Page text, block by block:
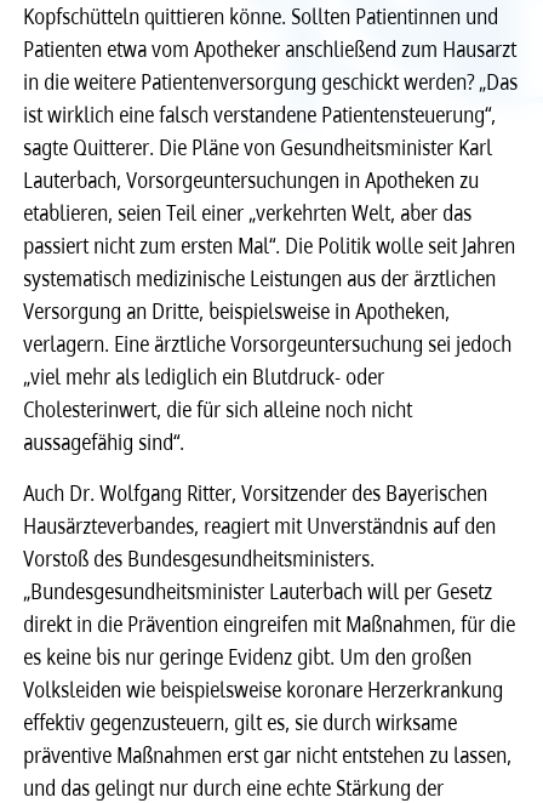
Kopfschütteln quittieren könne. Sollten Patientinnen und
Patienten etwa vom Apotheker anschließend zum Hausarzt
in die weitere Patientenversorgung geschickt werden? „Das
ist wirklich eine falsch verstandene Patientensteuerung“,
sagte Quitterer. Die Pläne von Gesundheitsminister Karl
Lauterbach, Vorsorgeuntersuchungen in Apotheken zu
etablieren, seien Teil einer „verkehrten Welt, aber das
passiert nicht zum ersten Mal“. Die Politik wolle seit Jahren
systematisch medizinische Leistungen aus der ärztlichen
Versorgung an Dritte, beispielsweise in Apotheken,
verlagern. Eine ärztliche Vorsorgeuntersuchung sei jedoch
„viel mehr als lediglich ein Blutdruck- oder
Cholesterinwert, die für sich alleine noch nicht
aussagefähig sind“.
Auch Dr. Wolfgang Ritter, Vorsitzender des Bayerischen
Hausärzteverbandes, reagiert mit Unverständnis auf den
Vorstoß des Bundesgesundheitsministers.
„Bundesgesundheitsminister Lauterbach will per Gesetz
direkt in die Prävention eingreifen mit Maßnahmen, für die
es keine bis nur geringe Evidenz gibt. Um den großen
Volksleiden wie beispielsweise koronare Herzerkrankung
effektiv gegenzusteuern, gilt es, sie durch wirksame
präventive Maßnahmen erst gar nicht entstehen zu lassen,
und das gelingt nur durch eine echte Stärkung der